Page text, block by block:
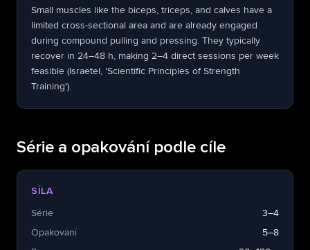
Small muscles like the biceps, triceps, and calves have a
limited cross-sectional area and are already engaged
during compound pulling and pressing. They typically
recover in 24–48 h, making 2–4 direct sessions per week
feasible (Israetel, 'Scientific Principles of Strength
Training').
Série a opakování podle cíle
SÍLA
Série
3–4
Opakování
5–8